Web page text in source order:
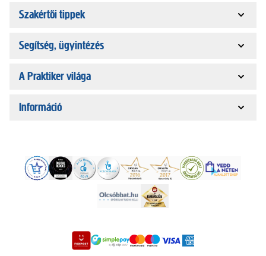
Szakértői tippek
Segítség, ügyintézés
A Praktiker világa
Információ